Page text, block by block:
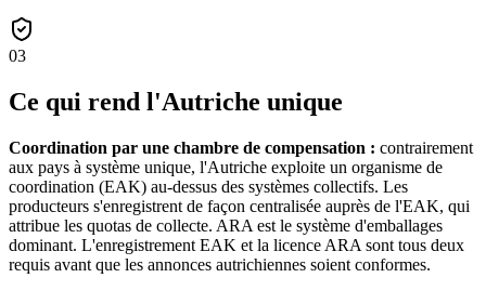
03
Ce qui rend l'Autriche unique
Coordination par une chambre de compensation : contrairement
aux pays à système unique, l'Autriche exploite un organisme de
coordination (EAK) au-dessus des systèmes collectifs. Les
producteurs s'enregistrent de façon centralisée auprès de l'EAK, qui
attribue les quotas de collecte. ARA est le système d'emballages
dominant. L'enregistrement EAK et la licence ARA sont tous deux
requis avant que les annonces autrichiennes soient conformes.